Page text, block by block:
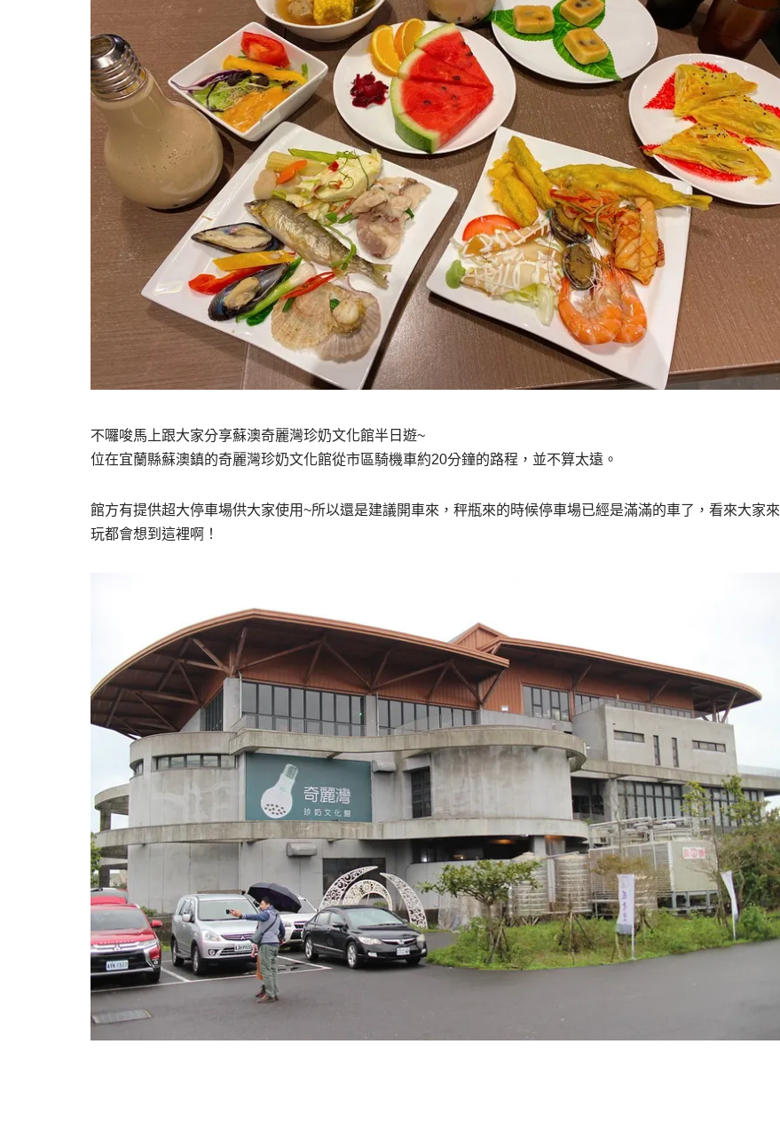
不囉唆馬上跟大家分享蘇澳奇麗灣珍奶文化館半日遊~
位在宜蘭縣蘇澳鎮的奇麗灣珍奶文化館從市區騎機車約20分鐘的路程，並不算太遠。
館方有提供超大停車場供大家使用~所以還是建議開車來，秤瓶來的時候停車場已經是滿滿的車了，看來大家來
玩都會想到這裡啊！